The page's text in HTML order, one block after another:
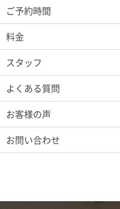
ご予約時間
料金
スタッフ
よくある質問
お客様の声
お問い合わせ